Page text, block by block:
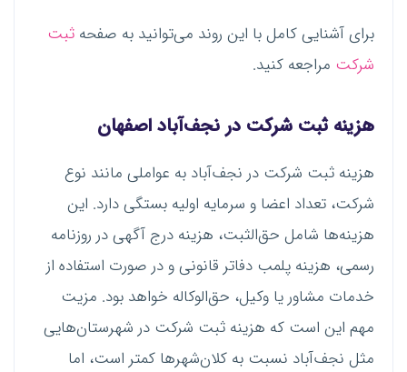
برای آشنایی کامل با این روند می‌توانید به صفحه ثبت
شرکت مراجعه کنید.
هزینه ثبت شرکت در نجف‌آباد اصفهان
هزینه ثبت شرکت در نجف‌آباد به عواملی مانند نوع
شرکت، تعداد اعضا و سرمایه اولیه بستگی دارد. این
هزینه‌ها شامل حق‌الثبت، هزینه درج آگهی در روزنامه
رسمی، هزینه پلمب دفاتر قانونی و در صورت استفاده از
خدمات مشاور یا وکیل، حق‌الوکاله خواهد بود. مزیت
مهم این است که هزینه ثبت شرکت در شهرستان‌هایی
مثل نجف‌آباد نسبت به کلان‌شهرها کمتر است، اما